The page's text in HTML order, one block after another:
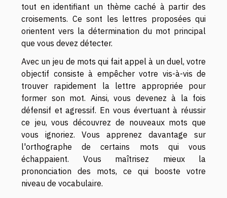
tout en identifiant un thème caché à partir des
croisements. Ce sont les lettres proposées qui
orientent vers la détermination du mot principal
que vous devez détecter.
Avec un jeu de mots qui fait appel à un duel, votre
objectif consiste à empêcher votre vis-à-vis de
trouver rapidement la lettre appropriée pour
former son mot. Ainsi, vous devenez à la fois
défensif et agressif. En vous évertuant à réussir
ce jeu, vous découvrez de nouveaux mots que
vous ignoriez. Vous apprenez davantage sur
l'orthographe de certains mots qui vous
échappaient. Vous maîtrisez mieux la
prononciation des mots, ce qui booste votre
niveau de vocabulaire.